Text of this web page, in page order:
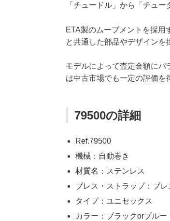
「チュードル」から「チュー
ETA製のムーブメントを採用
と共通した部品やデザインを
モデルによって査定金額にバ
は中古市場でも一定の評価を
79500の詳細
Ref.79500
機械：自動巻き
材質名：ステンレス
ブレス・ストラップ：ブ
タイプ：ユニセックス
カラー：ブラックorブルー